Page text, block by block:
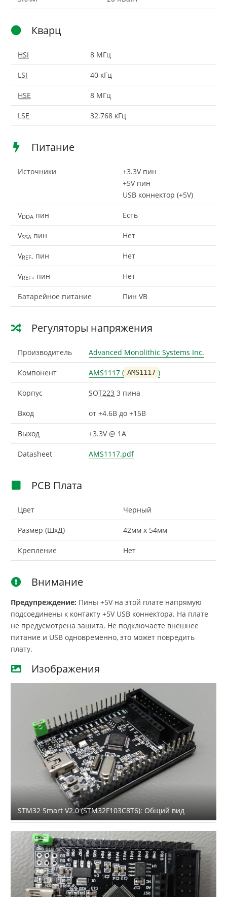
Кварц
HSI 8 МГц
LSI 40 кГц
HSE 8 МГц
LSE 32.768 кГц
Питание
Источники
+3.3V пин
+5V пин
USB коннектор (+5V)
VDDA пин Есть
VSSA пин Нет
VREF- пин Нет
VREF+ пин Нет
Батарейное питание Пин VB
Регуляторы напряжения
Производитель Advanced Monolithic Systems Inc.
Компонент AMS1117 ( AMS1117 )
Корпус SOT223 3 пина
Вход от +4.6В до +15В
Выход +3.3V @ 1A
Datasheet AMS1117.pdf
PCB Плата
Цвет Черный
Размер (ШxД) 42мм x 54мм
Крепление Нет
Внимание
Предупреждение: Пины +5V на этой плате напрямую
подсоединены к контакту +5V USB коннектора. На плате
не предусмотрена зашита. Не подключаете внешнее
питание и USB одновременно, это может повредить
плату.
Изображения
STM32 Smart V2.0 (STM32F103C8T6): Общий вид